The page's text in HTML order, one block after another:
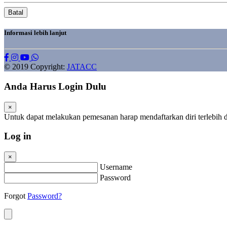
Batal
Informasi lebih lanjut
© 2019 Copyright: JATACC
Anda Harus Login Dulu
×
Untuk dapat melakukan pemesanan harap mendaftarkan diri terlebih
Log in
×
Username
Password
Forgot Password?